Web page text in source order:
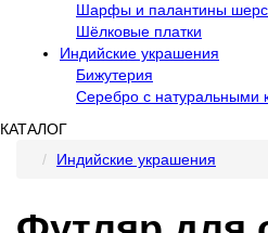
Шарфы и палантины
Шёлковые платки
Индийские украшения
Бижутерия
Серебро с натуральными
КАТАЛОГ
Индийские украшения